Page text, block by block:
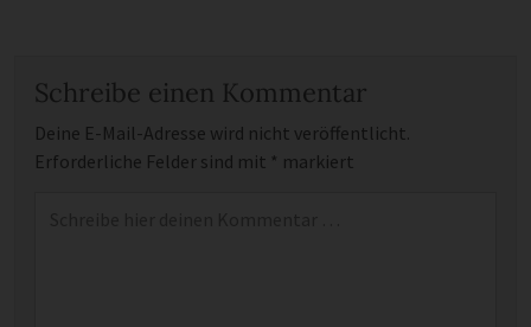
Schreibe einen Kommentar
Deine E-Mail-Adresse wird nicht veröffentlicht.
Erforderliche Felder sind mit * markiert